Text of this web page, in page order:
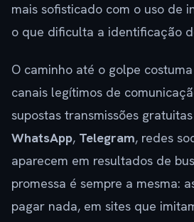
mais sofisticado com o uso de
o que dificulta a identificação
O caminho até o golpe
canais legítimos de
supostas transmissões
WhatsApp, Telegram, redes
aparecem em resultados de
promessa é sempre a mesma:
pagar nada, em sites que